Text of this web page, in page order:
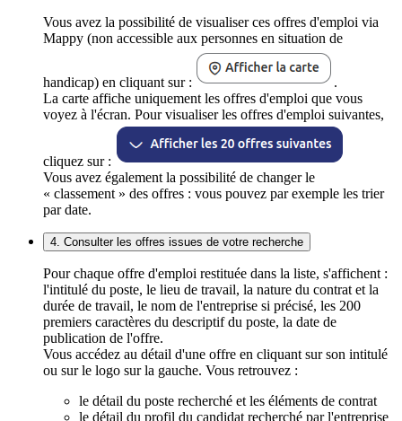
Vous avez la possibilité de visualiser ces offres d'emploi via
Mappy (non accessible aux personnes en situation de
handicap) en cliquant sur :
.
La carte affiche uniquement les offres d'emploi que vous
voyez à l'écran. Pour visualiser les offres d'emploi suivantes,
cliquez sur :
Vous avez également la possibilité de changer le
« classement » des offres : vous pouvez par exemple les trier
par date.
4. Consulter les offres issues de votre recherche
Pour chaque offre d'emploi restituée dans la liste, s'affichent :
l'intitulé du poste, le lieu de travail, la nature du contrat et la
durée de travail, le nom de l'entreprise si précisé, les 200
premiers caractères du descriptif du poste, la date de
publication de l'offre.
Vous accédez au détail d'une offre en cliquant sur son intitulé
ou sur le logo sur la gauche. Vous retrouvez :
le détail du poste recherché et les éléments de contrat
le détail du profil du candidat recherché par l'entreprise